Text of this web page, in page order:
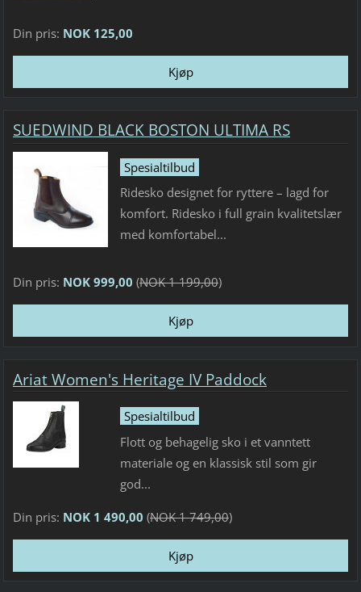
Din pris: NOK 125,00
SUEDWIND BLACK BOSTON ULTIMA RS
Spesialtilbud
Ridesko designet for ryttere – lagd for
komfort. Ridesko i full grain kvalitetslær
med komfortabel...
Din pris: NOK 999,00 (NOK 1 199,00)
Ariat Women's Heritage IV Paddock
Spesialtilbud
Flott og behagelig sko i et vanntett
materiale og en klassisk stil som gir
god...
Din pris: NOK 1 490,00 (NOK 1 749,00)